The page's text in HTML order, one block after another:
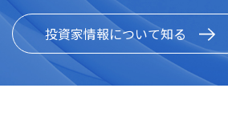
投資家情報について知る